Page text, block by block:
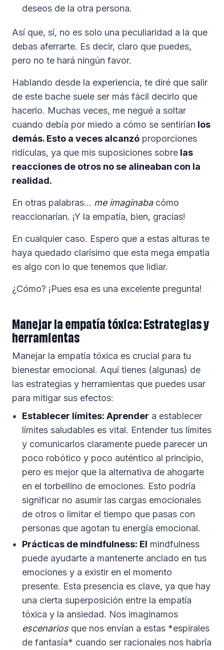
deseos de la otra persona.
Así que, sí, no es solo una peculiaridad a la que
debas aferrarte. Es decir, claro que puedes,
pero no te hará ningún favor.
Hablando desde la experiencia, te diré que salir
de este bache suele ser más fácil decirlo que
hacerlo. Muchas veces, me negué a soltar
cuando debía por miedo a cómo se sentirían los
demás. Esto a veces alcanzó proporciones
ridículas, ya que mis suposiciones sobre las
reacciones de otros no se alineaban con la
realidad.
En otras palabras... me imaginabacómo
reaccionarían. ¡Y la empatía, bien, gracias!
En cualquier caso. Espero que a estas alturas te
haya quedado clarísimo que esta mega empatía
es algo con lo que tenemos que lidiar.
¿Cómo? ¡Pues esa es una excelente pregunta!
Manejar la empatía tóxica: Estrategias y
herramientas
Manejar la empatía tóxica es crucial para tu
bienestar emocional. Aquí tienes (algunas) de
las estrategias y herramientas que puedes usar
para mitigar sus efectos:
Establecer límites: Aprender a establecer
límites saludables es vital. Entender tus límites
y comunicarlos claramente puede parecer un
poco robótico y poco auténtico al principio,
pero es mejor que la alternativa de ahogarte
en el torbellino de emociones. Esto podría
significar no asumir las cargas emocionales
de otros o limitar el tiempo que pasas con
personas que agotan tu energía emocional.
Prácticas de mindfulness: El mindfulness
puede ayudarte a mantenerte anclado en tus
emociones y a existir en el momento
presente. Esta presencia es clave, ya que hay
una cierta superposición entre la empatía
tóxica y la ansiedad. Nos imaginamos
escenariosque nos envían a estas *espirales
de fantasía* cuando ser racionales nos habría